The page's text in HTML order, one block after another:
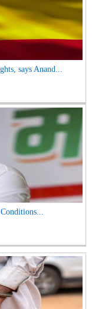
says Anand...